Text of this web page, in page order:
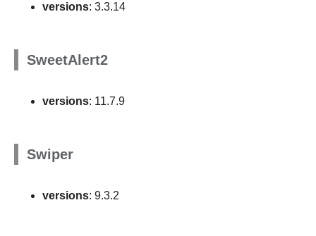
versions: 3.3.14
SweetAlert2
versions: 11.7.9
Swiper
versions: 9.3.2